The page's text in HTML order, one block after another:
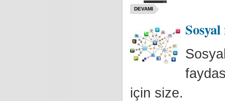
DEVAMI
için size.